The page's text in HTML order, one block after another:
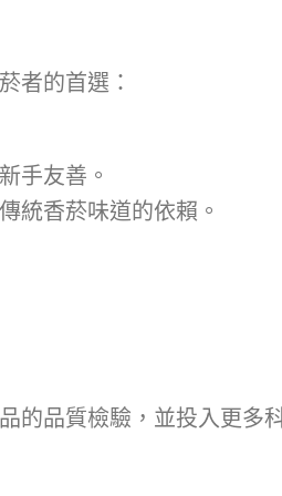
者的首選：
手友善。
統香菸味道的依賴。
的品質檢驗，並投入更多